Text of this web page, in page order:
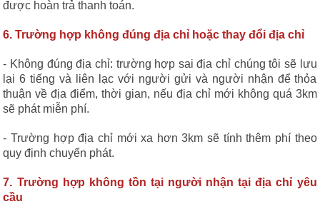
được hoàn trả thanh toán.
6. Trường hợp không đúng địa chỉ hoặc thay đổi địa chỉ
- Không đúng địa chỉ: trường hợp sai địa chỉ chúng tôi sẽ lưu
lại 6 tiếng và liên lạc với người gửi và người nhận để thỏa
thuận về địa điểm, thời gian, nếu địa chỉ mới không quá 3km
sẽ phát miễn phí.
- Trường hợp địa chỉ mới xa hơn 3km sẽ tính thêm phí theo
quy định chuyển phát.
7. Trường hợp không tồn tại người nhận tại địa chỉ yêu
cầu